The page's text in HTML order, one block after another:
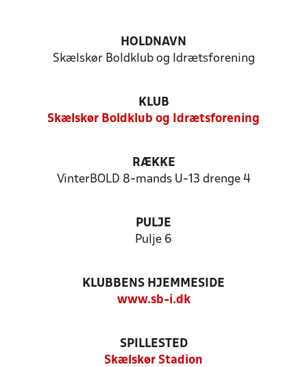
HOLDNAVN
Skælskør Boldklub og Idrætsforening
KLUB
Skælskør Boldklub og Idrætsforening
RÆKKE
VinterBOLD 8-mands U-13 drenge 4
PULJE
Pulje 6
KLUBBENS HJEMMESIDE
www.sb-i.dk
SPILLESTED
Skælskør Stadion